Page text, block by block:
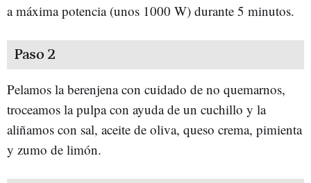
a máxima potencia (unos 1000 W) durante 5 minutos.
Paso 2
Pelamos la berenjena con cuidado de no quemarnos,
troceamos la pulpa con ayuda de un cuchillo y la
aliñamos con sal, aceite de oliva, queso crema, pimienta
y zumo de limón.